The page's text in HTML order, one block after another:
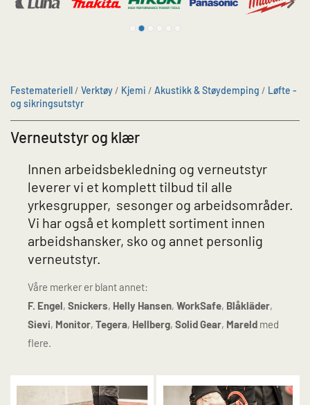
Festemateriell / Verktøy / Kjemi / Akustikk & Støydemping / Løfte -
og sikringsutstyr
Verneutstyr og klær
Innen arbeidsbekledning og verneutstyr
leverer vi et komplett tilbud til alle
yrkesgrupper, sesonger og arbeidsområder.
Vi har også et komplett sortiment innen
arbeidshansker, sko og annet personlig
verneutstyr.
Våre merker er blant annet:
F. Engel, Snickers, Helly Hansen, WorkSafe, Blåkläder,
Sievi, Monitor, Tegera, Hellberg, Solid Gear, Mareld med
flere.